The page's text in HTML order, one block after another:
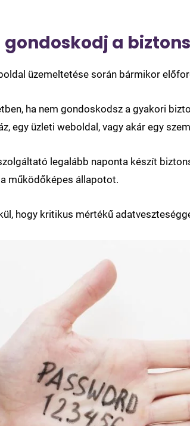
gondoskodj a
üzemeltetése során bármikor
ha nem gondoskodsz a gyakori
egy üzleti weboldal, vagy akár egy
legalább naponta készít
működőképes állapotot.
hogy kritikus mértékű